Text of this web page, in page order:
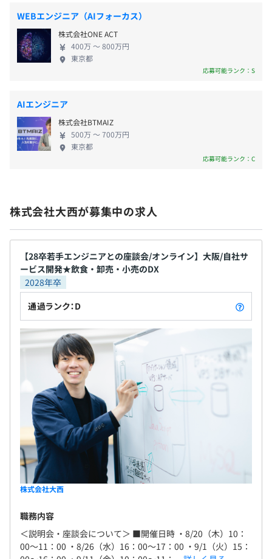
給与改定：年1回（3月）
■社会保険完備：健康保険・厚生年金保険、雇用保険・労
災保険
■団体長期傷害所得補償制度（GLTD）
6カ月（条件などの変更はありません）
社のSEが真摯に対応します。 ■業務効率化支援サー
ビス 事務所でのパソコンを活用した事務作業の自動
化、紙情報のデータ化、AIチャットボットによる問
合せ回答の自動化など、人手不足をカバーするさま
ざまなソリューションを豊富な導入活用の実経験を
期費用をできるだけ抑えてPOSレジ一式を導入した
い！ ・どこで何がいつ売れているかをリアルタイム
で把握したい！ ・PCを使った事務作業や紙を使った
業務が多すぎて、時間が足りない！ ・古くなったシ
情報の連携 ◎CRMデータベースからの情報取得業務
を自動化 ◎飲食店以外でのBizELLオーダーの活用 ◎
新店開店に向けたPOSレジ導入。冷蔵庫温度管理・
商品の廃棄などの機能がデータ管理業務効率化に貢
献！ ◎安価なのに充実したセキュリティサービス！
見守って、駆け付けてくれる安心感の中で、 園児に
「おもいっきり」遊んで学んでもらっています！ ◎
毎日数千枚届く発注書をデータ化。 手作業に比べ格
段に効率化、ミス発生を大幅に削減しました。 ※ご
採用となった場合、株式会社大西で雇用し、グルー
プ会社のGROWIT株式会社へ在籍出向となります。
WEBエンジニア（AIフォーカス）
株式会社ONE ACT
400万 〜 800万円
東京都
応募可能ランク：S
AIエンジニア
株式会社BTMAIZ
500万 〜 700万円
東京都
応募可能ランク：C
株式会社大西が募集中の求人
【28卒若手エンジニアとの座談会/オンライン】大阪/自社サ
ービス開発★飲食・卸売・小売のDX
2028年卒
通過ランク：D
株式会社大西
職務内容
＜説明会・座談会について＞ ■開催日時 ・8/20（木）10：
00～11：00 ・8/26（水）16：00～17：00 ・9/1（火）15：